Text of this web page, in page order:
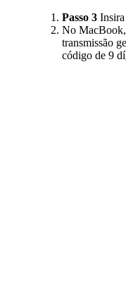
Passo 3
No
transmissão
código de 9